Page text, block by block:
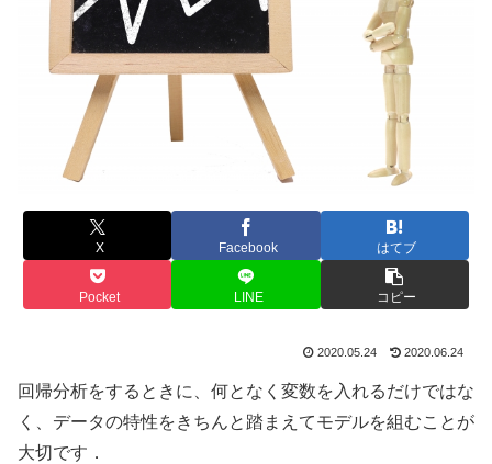
X Facebook はてブ
Pocket LINE コピー
2020.05.24 2020.06.24
回帰分析をするときに、何となく変数を入れるだけではな
く、データの特性をきちんと踏まえてモデルを組むことが
大切です．